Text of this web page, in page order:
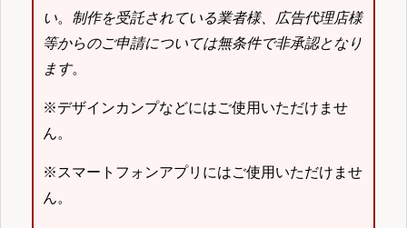
い。 制作を受託されている業者様、広告代理店様
等からのご申請については無条件で非承認となり
ます。
※デザインカンプなどにはご使用いただけませ
ん。
※スマートフォンアプリにはご使用いただけませ
ん。